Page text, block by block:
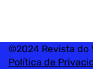
©2024 Revista
Política de